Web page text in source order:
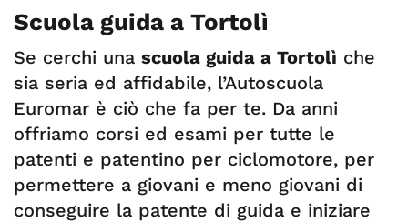
Scuola guida a Tortolì
Se cerchi una scuola guida a Tortolì che
sia seria ed affidabile, l’Autoscuola
Euromar è ciò che fa per te. Da anni
offriamo corsi ed esami per tutte le
patenti e patentino per ciclomotore, per
permettere a giovani e meno giovani di
conseguire la patente di guida e iniziare